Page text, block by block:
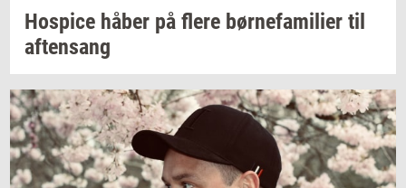
Ho­spi­ce håber på flere bør­ne­fa­mi­li­er til
af­tensang